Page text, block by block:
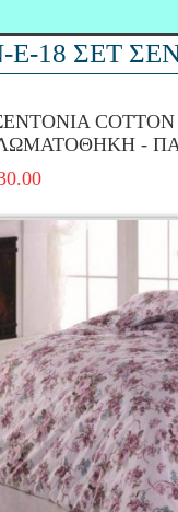
Ε-18 ΣΕΤ
-